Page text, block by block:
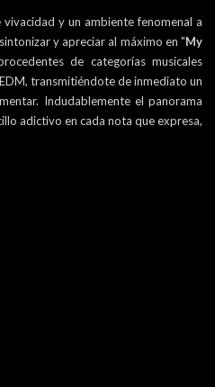
y un ambiente fenomenal a
y apreciar al máximo en "My
de categorías musicales
transmitiéndote de inmediato un
Indudablemente el panorama
adictivo en cada nota que expresa,